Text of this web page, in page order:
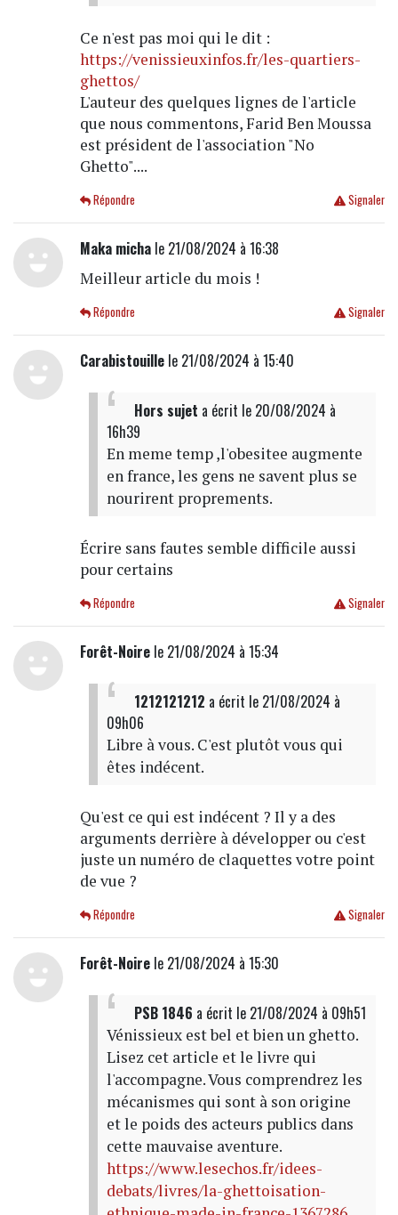
Ce n'est pas moi qui le dit :
https://venissieuxinfos.fr/les-quartiers-
ghettos/
L'auteur des quelques lignes de l'article
que nous commentons, Farid Ben Moussa
est président de l'association "No
Ghetto"....
Signaler
Répondre
Maka michale 21/08/2024 à 16:38
Meilleur article du mois !
Signaler
Répondre
Carabistouillele 21/08/2024 à 15:40
Hors sujet a écrit le 20/08/2024 à
16h39
En meme temp ,l'obesitee augmente
en france, les gens ne savent plus se
nourirent proprements.
Écrire sans fautes semble difficile aussi
pour certains
Signaler
Répondre
Forêt-Noirele 21/08/2024 à 15:34
1212121212 a écrit le 21/08/2024 à
09h06
Libre à vous. C'est plutôt vous qui
êtes indécent.
Qu'est ce qui est indécent ? Il y a des
arguments derrière à développer ou c'est
juste un numéro de claquettes votre point
de vue ?
Signaler
Répondre
Forêt-Noirele 21/08/2024 à 15:30
PSB 1846 a écrit le 21/08/2024 à 09h51
Vénissieux est bel et bien un ghetto.
Lisez cet article et le livre qui
l'accompagne. Vous comprendrez les
mécanismes qui sont à son origine
et le poids des acteurs publics dans
cette mauvaise aventure.
https://www.lesechos.fr/idees-
debats/livres/la-ghettoisation-